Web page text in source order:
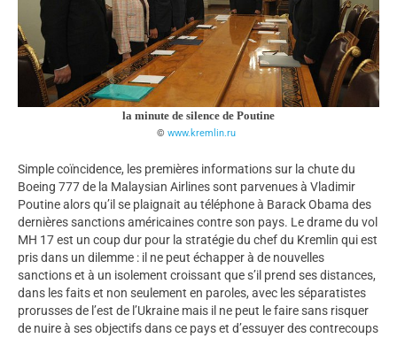
la minute de silence de Poutine
www.kremlin.ru
Simple coïncidence, les premières informations sur la chute du
Boeing 777 de la Malaysian Airlines sont parvenues à Vladimir
Poutine alors qu’il se plaignait au téléphone à Barack Obama des
dernières sanctions américaines contre son pays. Le drame du vol
MH 17 est un coup dur pour la stratégie du chef du Kremlin qui est
pris dans un dilemme : il ne peut échapper à de nouvelles
sanctions et à un isolement croissant que s’il prend ses distances,
dans les faits et non seulement en paroles, avec les séparatistes
prorusses de l’est de l’Ukraine mais il ne peut le faire sans risquer
de nuire à ses objectifs dans ce pays et d’essuyer des contrecoups